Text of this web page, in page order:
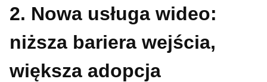
2. Nowa usługa wideo:
niższa bariera wejścia,
większa adopcja